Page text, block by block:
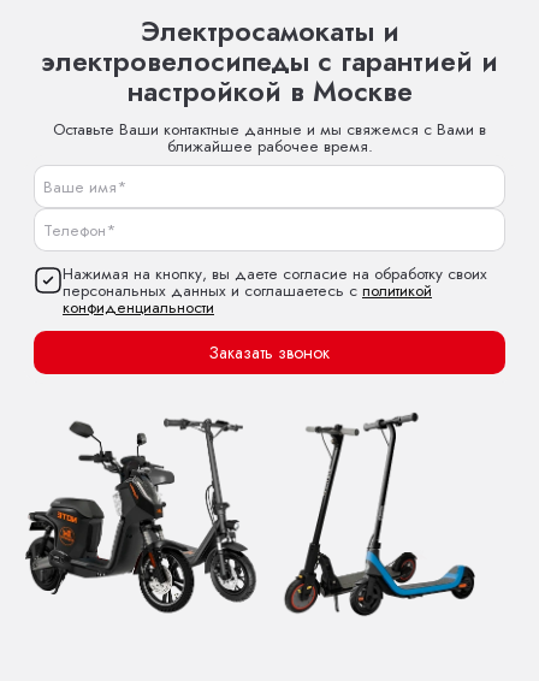
Электросамокаты и
электровелосипеды с гарантией и
настройкой в Москве
Оставьте Ваши контактные данные и мы свяжемся с Вами в
ближайшее рабочее время.
Нажимая на кнопку, вы даете согласие на обработку своих
персональных данных и соглашаетесь с политикой
конфиденциальности
Заказать звонок